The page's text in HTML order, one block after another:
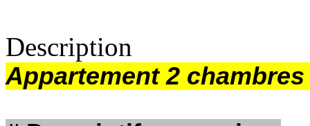
Description
Appartement 2